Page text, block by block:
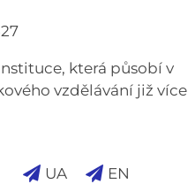
která působí v
vzdělávání již více
UA EN